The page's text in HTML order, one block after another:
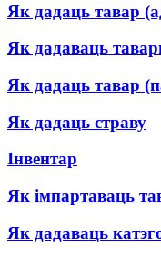
Як дадаць тавар
Як дадаваць
Як дадаць тавар
Як дадаць страву
Інвентар
Як імпартаваць
Як дадаваць